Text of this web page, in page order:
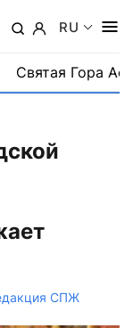
RU
Святая Гора
СПЖ